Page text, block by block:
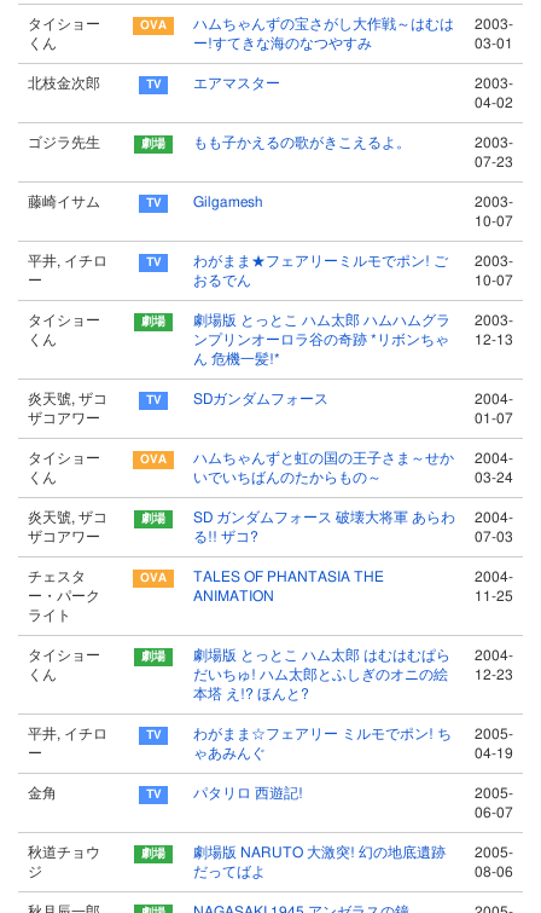
タイショー
くん
ハムちゃんずの宝さがし大作戦～はむは
ー!すてきな海のなつやすみ
2003-
03-01
北枝金次郎 エアマスター
2003-
04-02
ゴジラ先生 もも子かえるの歌がきこえるよ。
2003-
07-23
藤崎イサム Gilgamesh
2003-
10-07
平井, イチロ
ー
わがまま★フェアリーミルモでポン! ご
おるでん
2003-
10-07
タイショー
くん
劇場版 とっとこ ハム太郎 ハムハムグラ
ンプリンオーロラ谷の奇跡 *リボンちゃ
ん 危機一髪!*
2003-
12-13
炎天號, ザコ
ザコアワー
SDガンダムフォース
2004-
01-07
タイショー
くん
ハムちゃんずと虹の国の王子さま～せか
いでいちばんのたからもの～
2004-
03-24
炎天號, ザコ
ザコアワー
SD ガンダムフォース 破壊大将軍 あらわ
る!! ザコ?
2004-
07-03
チェスタ
ー・パーク
ライト
TALES OF PHANTASIA THE
ANIMATION
2004-
11-25
タイショー
くん
劇場版 とっとこ ハム太郎 はむはむぱら
だいちゅ! ハム太郎とふしぎのオニの絵
本塔 え!? ほんと?
2004-
12-23
平井, イチロ
ー
わがまま☆フェアリー ミルモでポン! ち
ゃあみんぐ
2005-
04-19
金角 パタリロ 西遊記!
2005-
06-07
秋道チョウ
ジ
劇場版 NARUTO 大激突! 幻の地底遺跡
だってばよ
2005-
08-06